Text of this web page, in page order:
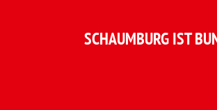
SCHAUMBURG IST